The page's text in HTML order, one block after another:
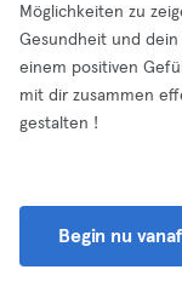
Möglichkeiten zu
Gesundheit und dein
einem positiven
mit dir zusammen
gestalten !
Begin nu